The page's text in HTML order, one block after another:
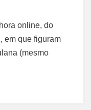
online, do
em que figuram
(mesmo